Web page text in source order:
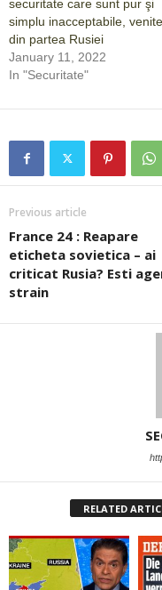
securitate care sunt pur şi
simplu inacceptabile, venite
din partea Rusiei
January 11, 2022
In "Securitate"
Previous article
France 24 : Reapare
eticheta sovietica – ai
criticat Rusia? Esti
strain
RELATED